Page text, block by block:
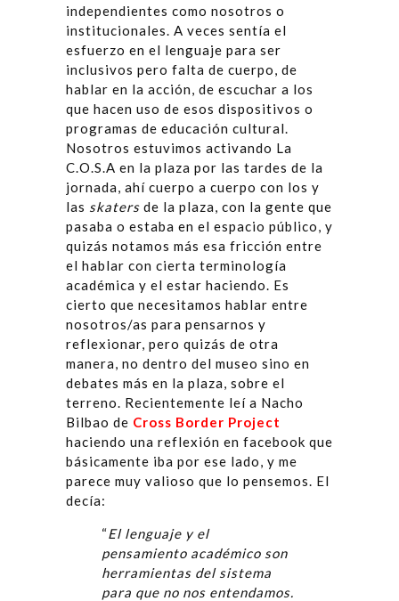
independientes como nosotros o
institucionales. A veces sentía el
esfuerzo en el lenguaje para ser
inclusivos pero falta de cuerpo, de
hablar en la acción, de escuchar a los
que hacen uso de esos dispositivos o
programas de educación cultural.
Nosotros estuvimos activando La
C.O.S.A en la plaza por las tardes de la
jornada, ahí cuerpo a cuerpo con los y
las skaters de la plaza, con la gente que
pasaba o estaba en el espacio público, y
quizás notamos más esa fricción entre
el hablar con cierta terminología
académica y el estar haciendo. Es
cierto que necesitamos hablar entre
nosotros/as para pensarnos y
reflexionar, pero quizás de otra
manera, no dentro del museo sino en
debates más en la plaza, sobre el
terreno. Recientemente leí a Nacho
Bilbao de Cross Border Project
haciendo una reflexión en facebook que
básicamente iba por ese lado, y me
parece muy valioso que lo pensemos. El
decía:
“El lenguaje y el
pensamiento académico son
herramientas del sistema
para que no nos entendamos.